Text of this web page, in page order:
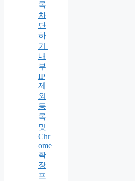
록
차
단
하
기 |
내
부
IP
제
외
등
록
및
Chr
ome
확
장
프